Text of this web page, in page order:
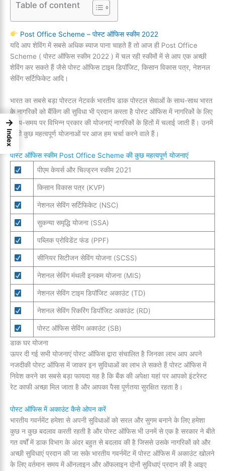
Table of content
Post Office Scheme – पोस्ट ऑफिस स्कीम 2022
यदि आप शेविंग में सबसे अधिक ब्याज पाना चाहते हैं तो आज ही Post Office
Scheme ( पोस्ट ऑफिस स्कीम 2022 ) में चल रही स्कीमों में से आप एक अच्छी
शेविंग कर सकते हैं जैसे पोस्ट ऑफिस टाइम डिपॉजिट, किसान विकास पत्र, नेशनल
सेविंग सर्टिफिकेट आदि।
भारत का सबसे बड़ा पोस्टल नेटवर्क भारतीय डाक पोस्टल सेवाओं के साथ-साथ भारत
के नागरिकों को बैंकिंग की सुविधा भी प्रदान करता है पोस्ट ऑफिस में नागरिकों के लिए
समय-समय पर विभिन्न प्रकार की योजनाएं नागरिकों के हितों में चलाई जाती हैं। उनमें
से ही कुछ महत्वपूर्ण योजनाओं पर आज हम चर्चा करने वाले हैं।
पोस्ट ऑफिस स्कीम Post Office Scheme की कुछ महत्वपूर्ण योजनाएं
पीएम केयर्स और चिल्ड्रन स्कीम 2021
किसान विकास पत्र (KVP)
नेशनल सेविंग सर्टिफिकेट (NSC)
सुकन्या समृद्धि योजना (SSA)
पब्लिक प्रोविडेंट फंड (PPF)
सीनियर सिटीजन सेविंग योजना (SCSS)
नेशनल सेविंग मंथली इनकम योजना (MIS)
नेशनल सेविंग टाइम डिपॉजिट अकाउंट (TD)
नेशनल सेविंग रिकरिंग डिपॉजिट अकाउंट (RD)
पोस्ट ऑफिस सेविंग अकाउंट (SB)
डाक घर योजना
ऊपर दी गई सभी योजनाएं पोस्ट ऑफिस द्वारा संचालित है जिनका लाभ आप अपने
नजदीकी पोस्ट ऑफिस में जाकर इन सुविधाओं का लाभ ले सकते हैं पोस्ट ऑफिस में
निवेश करने का सबसे बड़ा फायदा यह है कि बैंक की अपेक्षा यहां पर आपको इंटरेस्ट
रेट काफी अच्छा मिल जाता है और आपका पैसा पूर्णतया सुरक्षित रहता है।
पोस्ट ऑफिस में अकाउंट कैसे ओपन करें
भारतीय गवर्नमेंट हमेशा से अपनी सुविधाओं को सरल और सुगम बनाने के लिए हमेशा
कुछ न कुछ बदलाव करती रहती है और पोस्ट ऑफिस भी उनमें से एक है सरकार ने बीते
गत वर्षों में डाक विभाग के अंदर बहुत से बदलाव की है जिससे उसके नागरिकों को और
अच्छी सुविधाएं प्रदान की जा सके भारतीय गवर्नमेंट में पोस्ट ऑफिस में अकाउंट खोलने
के लिए वर्तमान समय में ऑनलाइन और ऑफलाइन दोनों सुविधाएं प्रदान की है आइए
→
Index